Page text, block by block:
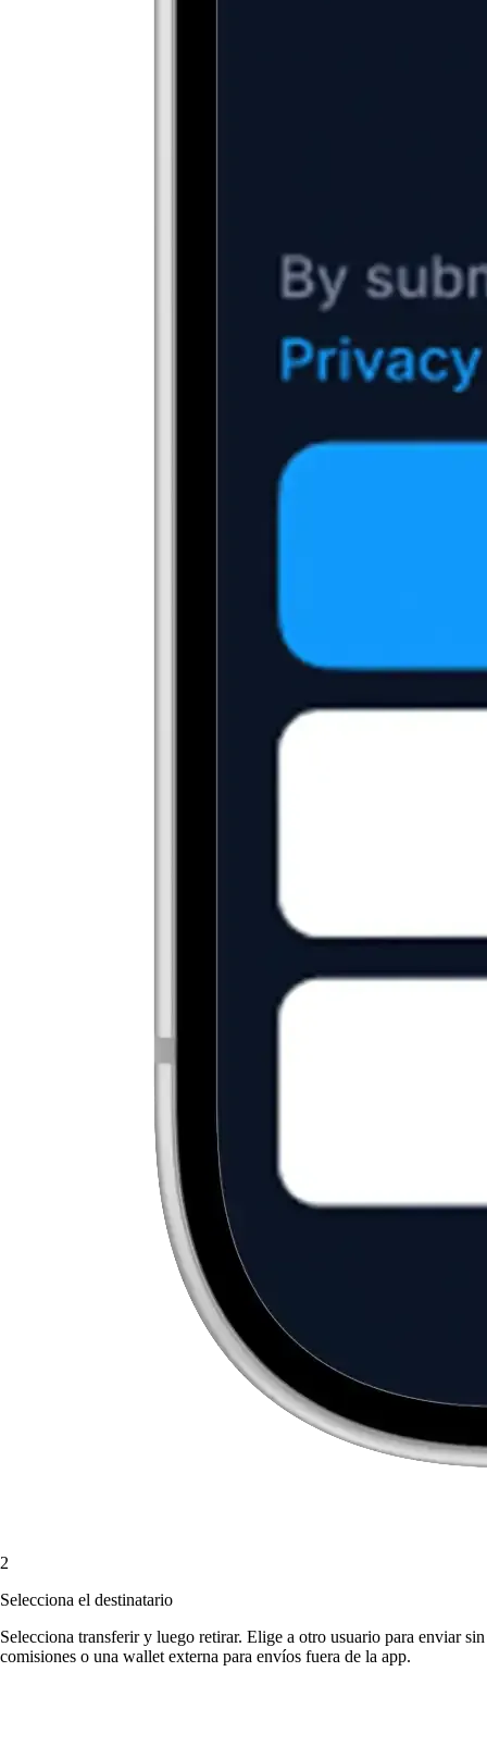
2
Selecciona el destinatario
Selecciona transferir y luego retirar. Elige a otro usuario para enviar sin
comisiones o una wallet externa para envíos fuera de la app.